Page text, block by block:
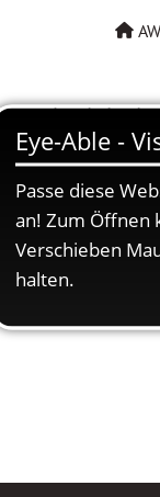
AWO als Arbeitgeber